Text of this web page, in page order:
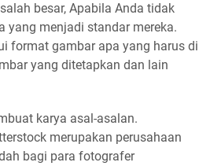
besar, Apabila Anda tidak
yang menjadi standar mereka.
format gambar apa yang harus di
yang ditetapkan dan lain
karya asal-asalan.
merupakan perusahaan
bagi para fotografer